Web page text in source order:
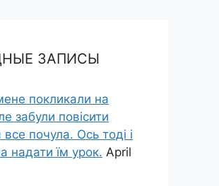
ЗАПИСЫ
покликали на
забули повісити
все почула. Ось тоді і
надати їм урок. April